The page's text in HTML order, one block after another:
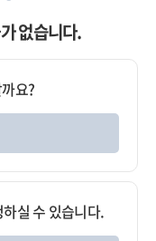
없습니다.
요?
실 수 있습니다.